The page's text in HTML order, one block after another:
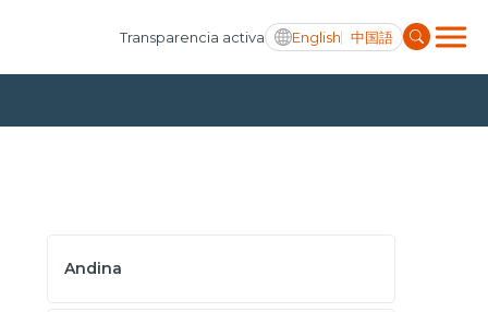
Transparencia activa English 中国語
Andina